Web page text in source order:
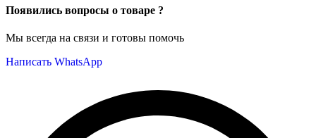
Появились вопросы о товаре ?
Мы всегда на связи и готовы помочь
Написать WhatsApp